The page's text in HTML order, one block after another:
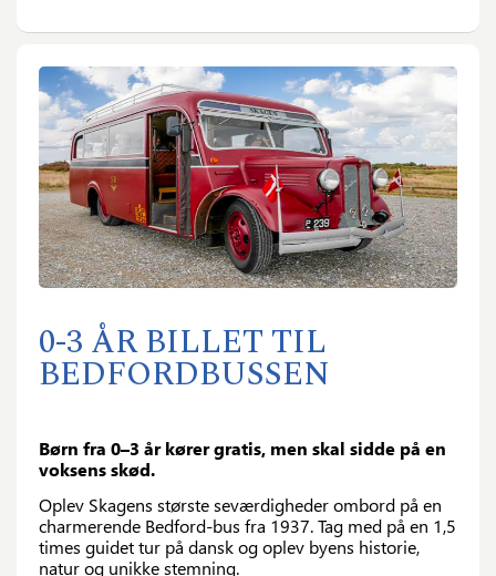
0-3 ÅR BILLET TIL
BEDFORDBUSSEN
Børn fra 0–3 år kører gratis, men skal sidde på en
voksens skød.
Oplev Skagens største seværdigheder ombord på en
charmerende Bedford-bus fra 1937. Tag med på en 1,5
times guidet tur på dansk og oplev byens historie,
natur og unikke stemning.